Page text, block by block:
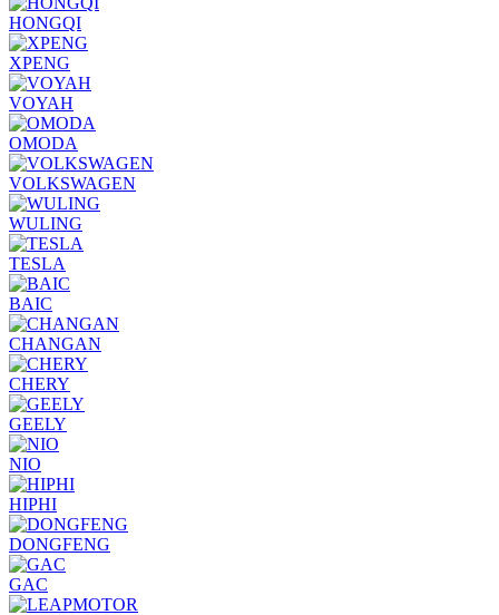
HONGQI
XPENG
VOYAH
OMODA
VOLKSWAGEN
WULING
TESLA
BAIC
CHANGAN
CHERY
GEELY
NIO
HIPHI
DONGFENG
GAC